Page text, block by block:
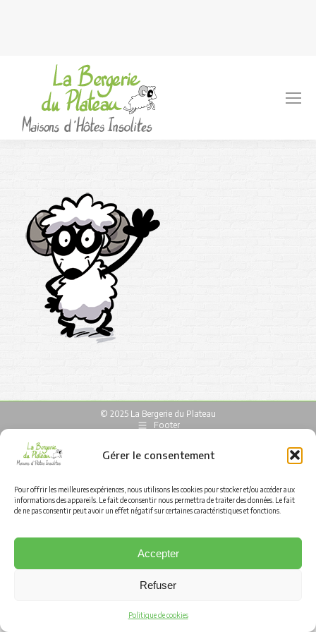
Gérer le consentement
Pour offrir les meilleures expériences, nous utilisons les cookies pour stocker et/ou accéder aux
informations des appareils. Le fait de consentir nous permettra de traiter des données. Le fait
de ne pas consentir peut avoir un effet négatif sur certaines caractéristiques et fonctions.
Accepter
Refuser
Politique de cookies
© 2025 La Bergerie du Plateau
Footer